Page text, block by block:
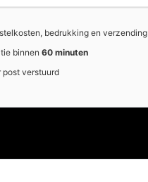
bedrukking en verzending
binnen60 minuten
post verstuurd